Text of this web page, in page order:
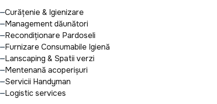
Curățenie & Igienizare
Management dăunători
Recondiționare Pardoseli
Furnizare Consumabile Igienă
Lanscaping & Spatii verzi
Mentenanță acoperișuri
Servicii Handyman
Logistic services